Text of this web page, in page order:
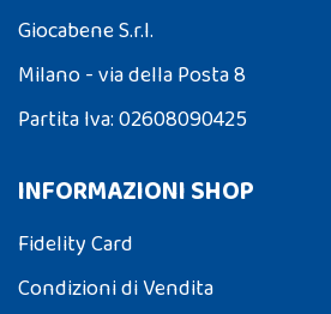
Giocabene S.r.l.
Milano - via della Posta 8
Partita Iva: 02608090425
INFORMAZIONI SHOP
Fidelity Card
Condizioni di Vendita